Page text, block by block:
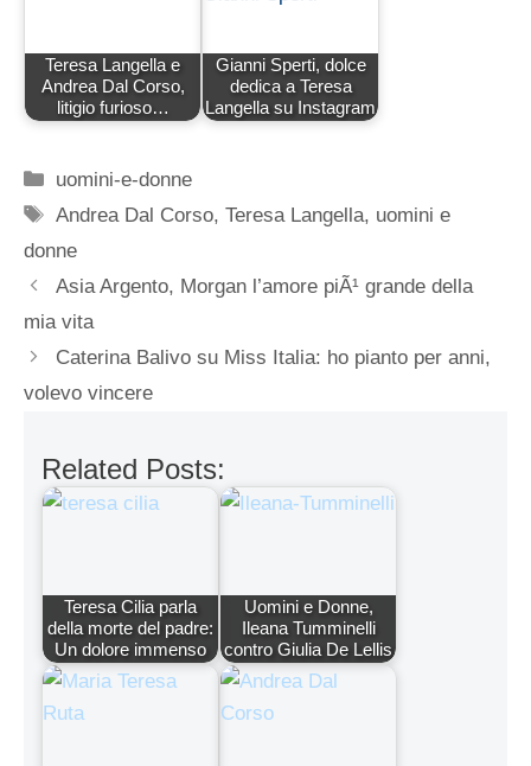
Teresa Langella e
Andrea Dal Corso,
litigio furioso…
Gianni Sperti, dolce
dedica a Teresa
Langella su Instagram
Categorie
uomini-e-donne
Tag
Andrea Dal Corso,Teresa Langella, uomini e
donne
Asia Argento, Morgan l’amore piÃ¹ grande della
mia vita
Caterina Balivo su Miss Italia: ho pianto per anni,
volevo vincere
Related Posts:
Teresa Cilia parla
della morte del padre:
Un dolore immenso
Uomini e Donne,
Ileana Tumminelli
contro Giulia De Lellis